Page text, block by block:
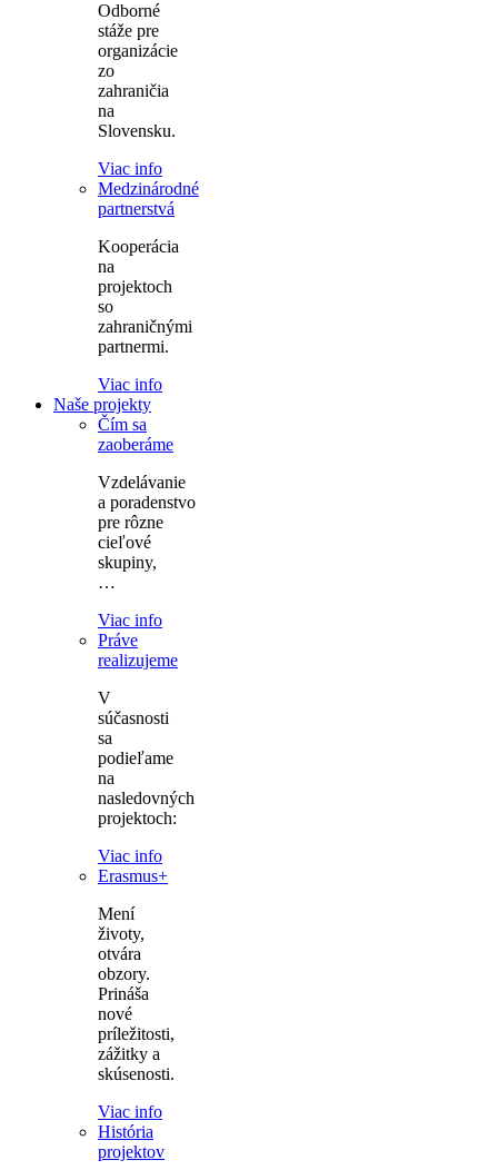
Odborné
stáže pre
organizácie
zo
zahraničia
na
Slovensku.
Viac info
Medzinárodné
partnerstvá
Kooperácia
na
projektoch
so
zahraničnými
partnermi.
Viac info
Naše projekty
Čím sa
zaoberáme
Vzdelávanie
a poradenstvo
pre rôzne
cieľové
skupiny,
…
Viac info
Práve
realizujeme
V
súčasnosti
sa
podieľame
na
nasledovných
projektoch:
Viac info
Erasmus+
Mení
životy,
otvára
obzory.
Prináša
nové
príležitosti,
zážitky a
skúsenosti.
Viac info
História
projektov